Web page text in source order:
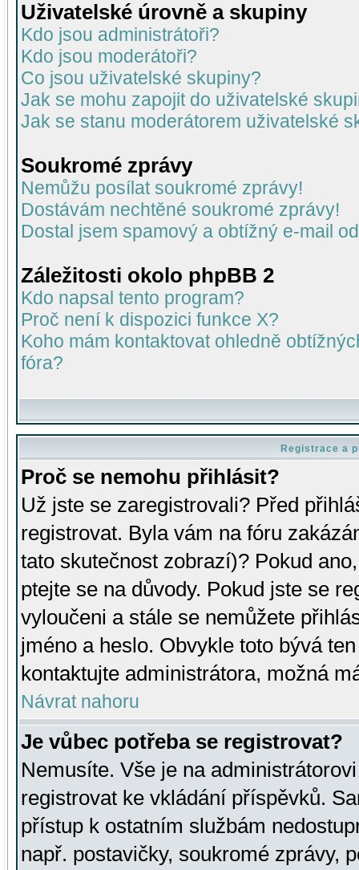
Uživatelské úrovně a skupiny
Kdo jsou administrátoři?
Kdo jsou moderátoři?
Co jsou uživatelské skupiny?
Jak se mohu zapojit do uživatelské
Jak se stanu moderátorem uživatelské
Soukromé zprávy
Nemůžu posílat soukromé zprávy!
Dostávám nechtěné soukromé zprávy!
Dostal jsem spamový a obtížný e-mail
Záležitosti okolo phpBB 2
Kdo napsal tento program?
Proč není k dispozici funkce X?
Koho mám kontaktovat ohledně
fóra?
Registrace a
Proč se nemohu přihlásit?
Už jste se zaregistrovali? Před
registrovat. Byla vám na fóru
tato skutečnost zobrazí)? Pokud
ptejte se na důvody. Pokud jste se
vyloučeni a stále se nemůžete
jméno a heslo. Obvykle toto bývá
kontaktujte administrátora, možná
Návrat nahoru
Je vůbec potřeba se registrovat?
Nemusíte. Vše je na
registrovat ke vkládání příspěvků.
přístup k ostatním službám
např. postavičky, soukromé zprávy,